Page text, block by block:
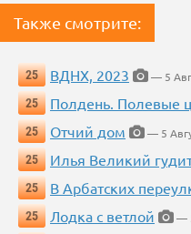
Также смотрите:
25 ВДНХ, 2023
— 5
25
Полдень. Полевые
25
Отчий дом
— 5
25
Илья Великий
25
В Арбатских
25
Лодка с ветлой
—